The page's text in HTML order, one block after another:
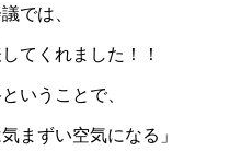
では、
てくれました！！
いうことで、
まずい空気になる」